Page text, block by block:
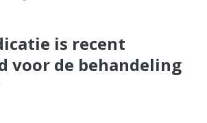
is recent
voor de behandeling